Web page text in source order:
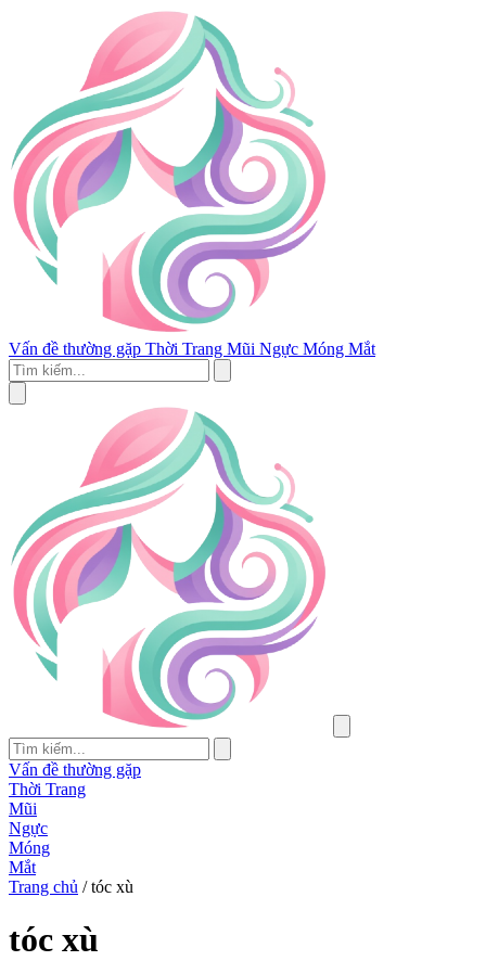
Vấn đề thường gặp Thời Trang Mũi Ngực Móng Mắt
Vấn đề thường gặp
Thời Trang
Mũi
Ngực
Móng
Mắt
Trang chủ / tóc xù
tóc xù